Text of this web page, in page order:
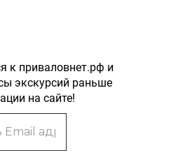
к приваловнет.рф и
экскурсий раньше
на сайте!